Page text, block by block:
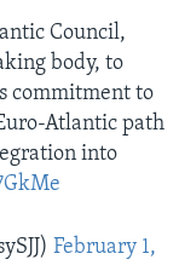
Council,
body, to
commitment to
Atlantic path
into
February 1,